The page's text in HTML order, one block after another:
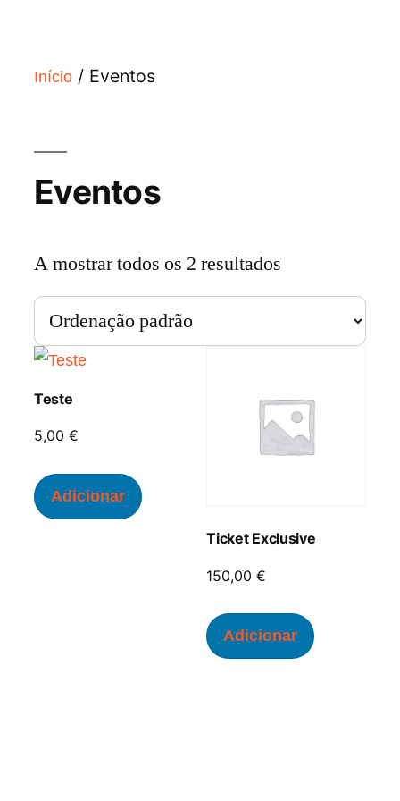
Início / Eventos
Eventos
A mostrar todos os 2 resultados
Teste
5,00 €
Adicionar
Ticket Exclusive
150,00€
Adicionar